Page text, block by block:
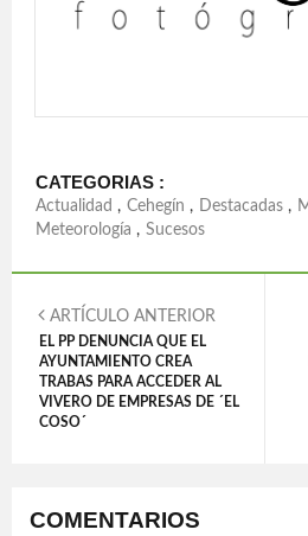
CATEGORIAS :
Actualidad , Cehegín , Destacadas ,
Meteorología , Sucesos
ARTÍCULO ANTERIOR
EL PP DENUNCIA QUE EL
AYUNTAMIENTO CREA
TRABAS PARA ACCEDER AL
VIVERO DE EMPRESAS DE ´EL
COSO´
COMENTARIOS